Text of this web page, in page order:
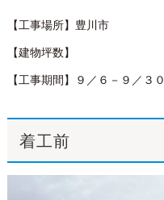
【工事場所】豊川市
【建物坪数】
【工事期間】９／６－９／３０
着工前